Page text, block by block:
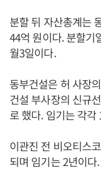
분할 뒤 자산총계는
44억 원이다. 분할기
월3일이다.
동부건설은 허 사장
건설 부사장의 신규
로 했다. 임기는 각각
이관진 전 비오티스
되며 임기는 2년이다.